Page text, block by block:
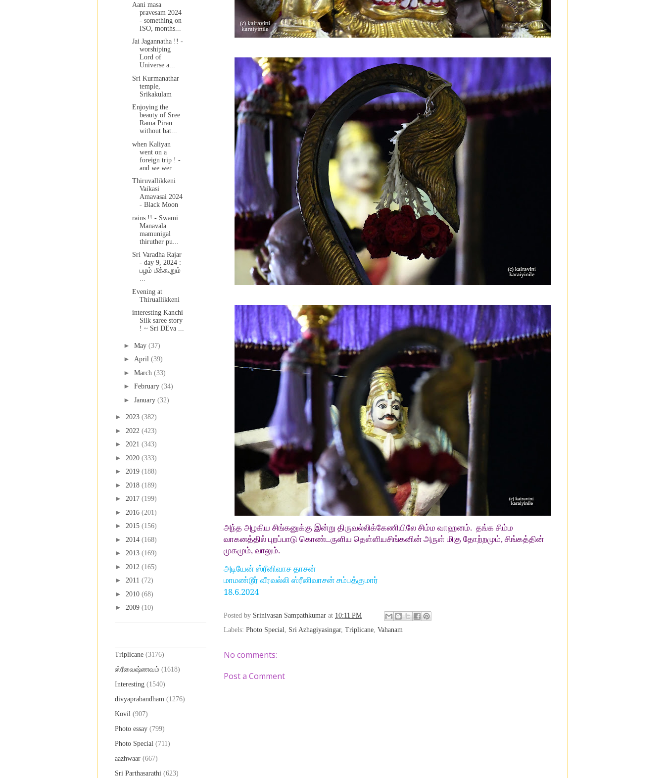
அந்த அழகிய சிங்கனுக்கு இன்று திருவல்லிக்கேணியிலே சிம்ம வாஹனம். தங்க சிம்ம
வாகனத்தில் புறப்பாடு கொண்டருளிய தெள்ளியசிங்கனின் அருள் மிகு தோற்றமும், சிங்கத்தின்
முகமும், வாலும்.
அடியேன் ஸ்ரீனிவாச தாசன்
மாமண்டூர் வீரவல்லி ஸ்ரீனிவாசன் சம்பத்குமார்
18.6.2024
Posted by Srinivasan Sampathkumar at 10:11 PM
Labels: Photo Special, Sri Azhagiyasingar, Triplicane, Vahanam
No comments:
Post a Comment
Aani masa
pravesam 2024
- something on
ISO, months...
Jai Jagannatha !! -
worshiping
Lord of
Universe a...
Sri Kurmanathar
temple,
Srikakulam
Enjoying the
beauty of Sree
Rama Piran
without bat...
when Kaliyan
went on a
foreign trip ! -
and we wer...
Thiruvallikkeni
Vaikasi
Amavasai 2024
- Black Moon
rains !! - Swami
Manavala
mamunigal
thiruther pu...
Sri Varadha Rajar
- day 9, 2024 :
பழம் மீக்கூறும்
...
Evening at
Thiruallikkeni
interesting Kanchi
Silk saree story
! ~ Sri DEva ...
► May (37)
► April (39)
► March (33)
► February (34)
► January (32)
► 2023 (382)
► 2022 (423)
► 2021 (343)
► 2020 (333)
► 2019 (188)
► 2018 (189)
► 2017 (199)
► 2016 (201)
► 2015 (156)
► 2014 (168)
► 2013 (169)
► 2012 (165)
► 2011 (72)
► 2010 (68)
► 2009 (10)
Triplicane (3176)
ஸ்ரீவைஷ்ணவம் (1618)
Interesting (1540)
divyaprabandham (1276)
Kovil (907)
Photo essay (799)
Photo Special (711)
aazhwaar (667)
Sri Parthasarathi (623)